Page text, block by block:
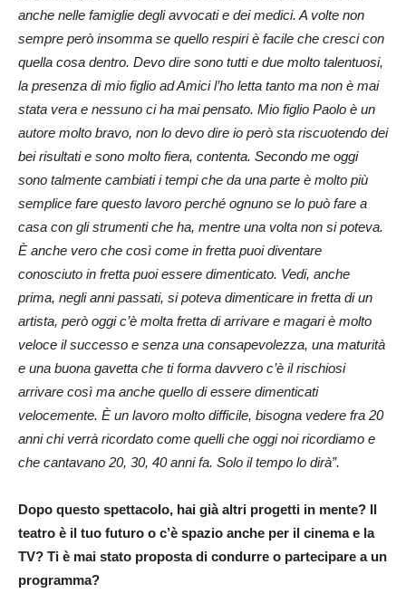
anche nelle famiglie degli avvocati e dei medici. A volte non
sempre però insomma se quello respiri è facile che cresci con
quella cosa dentro. Devo dire sono tutti e due molto talentuosi,
la presenza di mio figlio ad Amici l’ho letta tanto ma non è mai
stata vera e nessuno ci ha mai pensato. Mio figlio Paolo è un
autore molto bravo, non lo devo dire io però sta riscuotendo dei
bei risultati e sono molto fiera, contenta. Secondo me oggi
sono talmente cambiati i tempi che da una parte è molto più
semplice fare questo lavoro perché ognuno se lo può fare a
casa con gli strumenti che ha, mentre una volta non si poteva.
È anche vero che così come in fretta puoi diventare
conosciuto in fretta puoi essere dimenticato. Vedi, anche
prima, negli anni passati, si poteva dimenticare in fretta di un
artista, però oggi c’è molta fretta di arrivare e magari è molto
veloce il successo e senza una consapevolezza, una maturità
e una buona gavetta che ti forma davvero c’è il rischiosi
arrivare così ma anche quello di essere dimenticati
velocemente. È un lavoro molto difficile, bisogna vedere fra 20
anni chi verrà ricordato come quelli che oggi noi ricordiamo e
che cantavano 20, 30, 40 anni fa. Solo il tempo lo dirà”.
Dopo questo spettacolo, hai già altri progetti in mente? Il
teatro è il tuo futuro o c’è spazio anche per il cinema e la
TV? Ti è mai stato proposta di condurre o partecipare a un
programma?